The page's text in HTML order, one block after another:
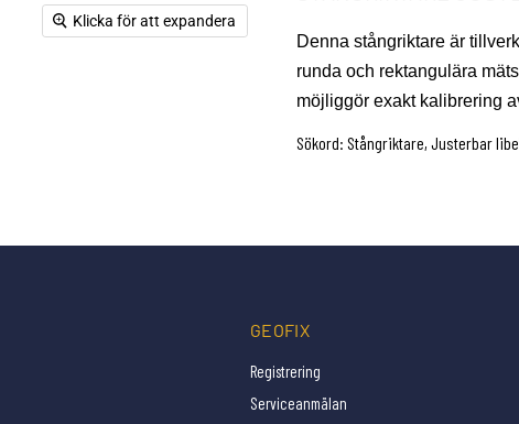
Klicka för att expandera
Denna stångriktare är
runda och rektangulära
möjliggör exakt kalibrering
Sökord: Stångriktare, Justerbar
GEOFIX
Registrering
Serviceanmälan